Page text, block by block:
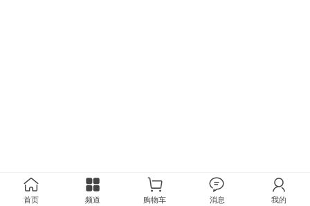
首页 频道 购物车 消息 我的